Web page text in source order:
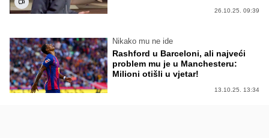
26.10.25. 09:39
Nikako mu ne ide
Rashford u Barceloni, ali najveći
problem mu je u Manchesteru:
Milioni otišli u vjetar!
13.10.25. 13:34